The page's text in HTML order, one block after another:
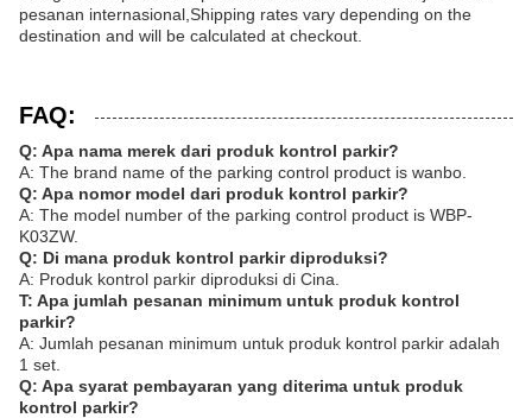
pesanan internasional,Shipping rates vary depending on the
destination and will be calculated at checkout.
FAQ:
Q: Apa nama merek dari produk kontrol parkir?
A: The brand name of the parking control product is wanbo.
Q: Apa nomor model dari produk kontrol parkir?
A: The model number of the parking control product is WBP-
K03ZW.
Q: Di mana produk kontrol parkir diproduksi?
A: Produk kontrol parkir diproduksi di Cina.
T: Apa jumlah pesanan minimum untuk produk kontrol
parkir?
A: Jumlah pesanan minimum untuk produk kontrol parkir adalah
1 set.
Q: Apa syarat pembayaran yang diterima untuk produk
kontrol parkir?